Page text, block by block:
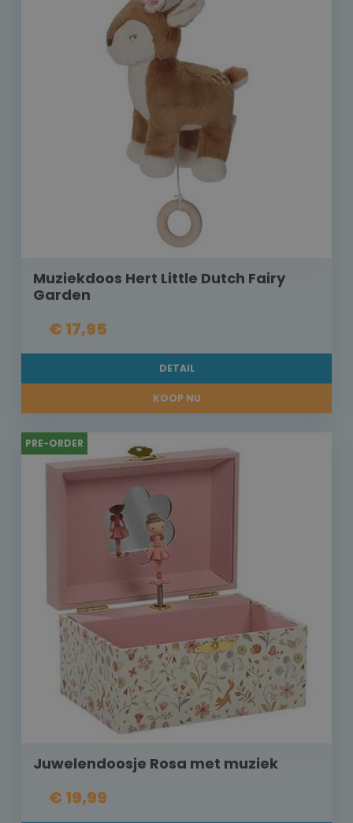
Muziekdoos Hert Little Dutch Fairy
Garden
€ 17,95
DETAIL
KOOP NU
PRE-ORDER
Juwelendoosje Rosa met muziek
€ 19,99